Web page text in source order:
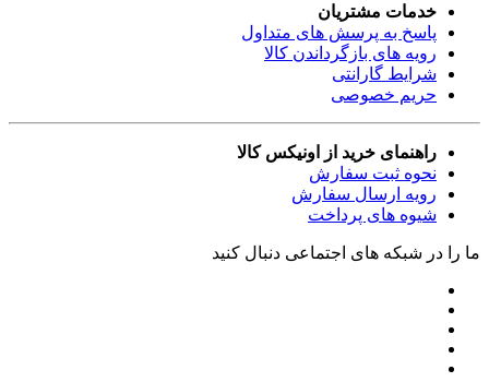
خدمات مشتریان
پاسخ به پرسش های متداول
رویه های بازگرداندن کالا
شرایط گارانتی
حریم خصوصی
راهنمای خرید از اونیکس کالا
نحوه ثبت سفارش
رویه ارسال سفارش
شیوه های پرداخت
ما را در شبکه های اجتماعی دنبال کنید